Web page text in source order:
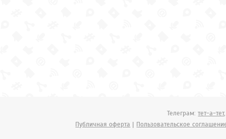
Телеграм:тет-а-тет
Публичная оферта | Пользовательское